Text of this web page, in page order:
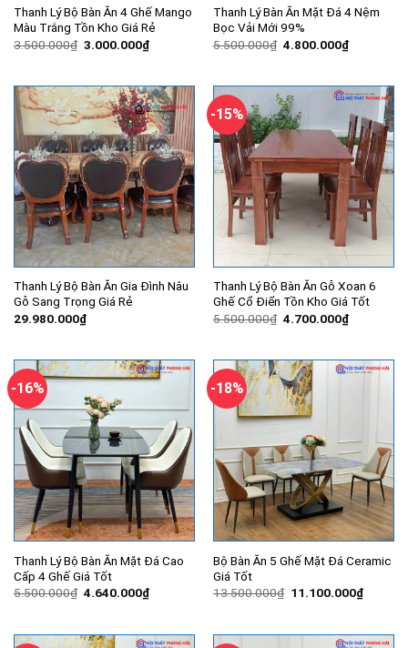
Thanh Lý Bộ Bàn Ăn 4 Ghế Mango
Màu Trắng Tồn Kho Giá Rẻ
3.500.000₫ Giá
3.000.000₫Giá
hiện
3.000.000₫.
Thanh Lý Bàn Ăn Mặt Đá 4 Nệm
Bọc Vải Mới 99%
5.500.000₫ Giá
4.800.000₫Giá
hiện
Thanh Lý Bộ Bàn Ăn Gia Đình Nâu
Gỗ Sang Trọng Giá Rẻ
29.980.000₫
-15%
Thanh Lý Bộ Bàn Ăn Gỗ Xoan 6
Ghế Cổ Điển Tồn Kho Giá Tốt
5.500.000₫ Giá
4.700.000₫Giá
hiện
-16%
Thanh Lý Bộ Bàn Ăn Mặt Đá Cao
Cấp 4 Ghế Giá Tốt
5.500.000₫ Giá
4.640.000₫Giá
hiện
4.640.000₫.
-18%
Bộ Bàn Ăn 5 Ghế Mặt Đá Ceramic
Giá Tốt
13.500.000₫ Giá
11.100.000₫Giá
hiện